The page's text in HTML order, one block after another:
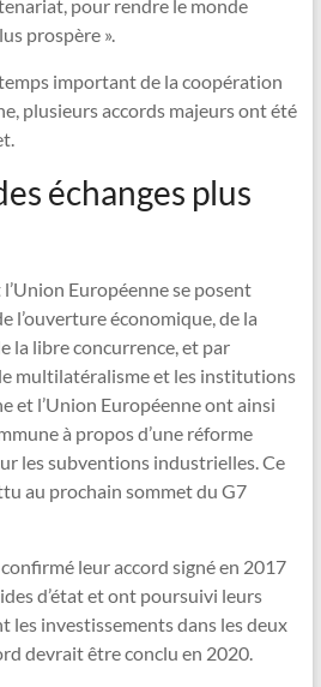
pour rendre le monde
prospère ».
important de la coopération
plusieurs accords majeurs ont été
échanges plus
Européenne se posent
l’ouverture économique, de la
la libre concurrence, et par
multilatéralisme et les institutions
et l’Union Européenne ont ainsi
à propos d’une réforme
les subventions industrielles. Ce
au prochain sommet du G7
leur accord signé en 2017
d’état et ont poursuivi leurs
les investissements dans les deux
devrait être conclu en 2020.